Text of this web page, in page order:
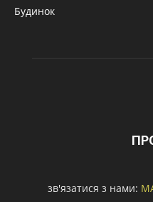
Будинок
зв'язатися з нами: